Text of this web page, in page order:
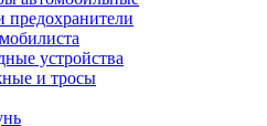
предохранители
устройства
и тросы